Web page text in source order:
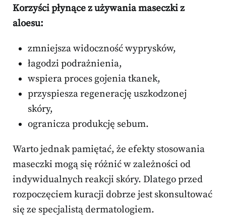
Korzyści płynące z używania maseczki z
aloesu:
zmniejsza widoczność wyprysków,
łagodzi podrażnienia,
wspiera proces gojenia tkanek,
przyspiesza regenerację uszkodzonej
skóry,
ogranicza produkcję sebum.
Warto jednak pamiętać, że efekty stosowania
maseczki mogą się różnić w zależności od
indywidualnych reakcji skóry. Dlatego przed
rozpoczęciem kuracji dobrze jest skonsultować
się ze specjalistą dermatologiem.